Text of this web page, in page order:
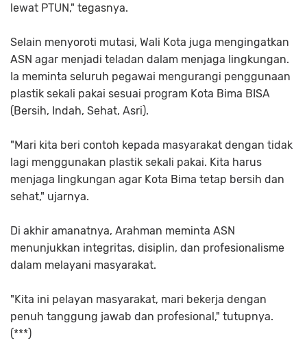
lewat PTUN," tegasnya.
Selain menyoroti mutasi, Wali Kota juga mengingatkan
ASN agar menjadi teladan dalam menjaga lingkungan.
Ia meminta seluruh pegawai mengurangi penggunaan
plastik sekali pakai sesuai program Kota Bima BISA
(Bersih, Indah, Sehat, Asri).
"Mari kita beri contoh kepada masyarakat dengan tidak
lagi menggunakan plastik sekali pakai. Kita harus
menjaga lingkungan agar Kota Bima tetap bersih dan
sehat," ujarnya.
Di akhir amanatnya, Arahman meminta ASN
menunjukkan integritas, disiplin, dan profesionalisme
dalam melayani masyarakat.
"Kita ini pelayan masyarakat, mari bekerja dengan
penuh tanggung jawab dan profesional," tutupnya.
(***)